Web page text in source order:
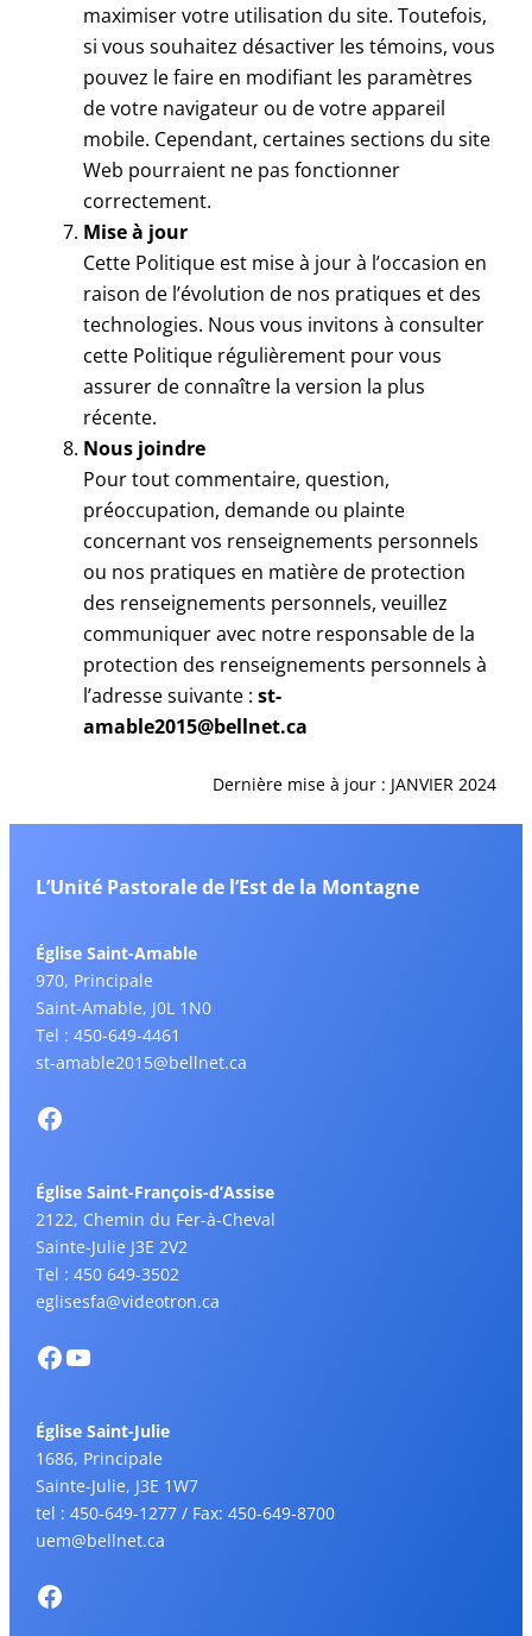
maximiser votre utilisation du site. Toutefois,
si vous souhaitez désactiver les témoins, vous
pouvez le faire en modifiant les paramètres
de votre navigateur ou de votre appareil
mobile. Cependant, certaines sections du site
Web pourraient ne pas fonctionner
correctement.
Mise à jour
Cette Politique est mise à jour à l’occasion en
raison de l’évolution de nos pratiques et des
technologies. Nous vous invitons à consulter
cette Politique régulièrement pour vous
assurer de connaître la version la plus
récente.
Nous joindre
Pour tout commentaire, question,
préoccupation, demande ou plainte
concernant vos renseignements personnels
ou nos pratiques en matière de protection
des renseignements personnels, veuillez
communiquer avec notre responsable de la
protection des renseignements personnels à
l’adresse suivante :st-
amable2015@bellnet.ca
Dernière mise à jour : JANVIER 2024
L’Unité Pastorale de l’Est de la Montagne
Église Saint-Amable
970, Principale
Saint-Amable, J0L 1N0
Tel : 450-649-4461
st-amable2015@bellnet.ca
Église Saint-François-d’Assise
2122, Chemin du Fer-à-Cheval
Sainte-Julie J3E 2V2
Tel : 450 649-3502
eglisesfa@videotron.ca
Église Saint-Julie
1686, Principale
Sainte-Julie, J3E 1W7
tel : 450-649-1277 / Fax: 450-649-8700
uem@bellnet.ca